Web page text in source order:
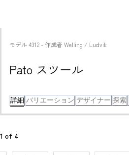
モデル4312 - 作成者 Welling / Ludvik
Pato スツール
詳細 バリエーション デザイナー 探索
1 of 4